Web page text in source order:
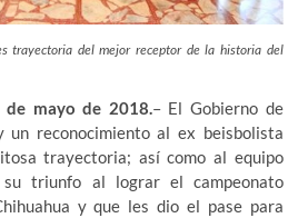
trayectoria del mejor receptor de la historia del
de mayo de 2018.– El Gobierno de
un reconocimiento al ex beisbolista
trayectoria; así como al equipo
triunfo al lograr el campeonato
y que les dio el pase para